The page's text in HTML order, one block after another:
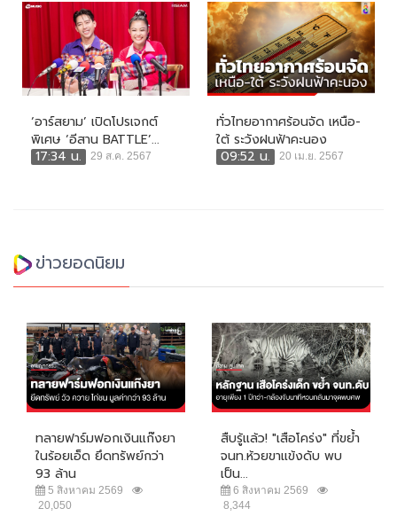
‘อาร์สยาม’ เปิดโปรเจกต์
พิเศษ ‘อีสาน BATTLE’...
17:34 น.
29 ส.ค. 2567
ทั่วไทยอากาศร้อนจัด เหนือ-
ใต้ ระวังฝนฟ้าคะนอง
09:52 น.
20 เม.ย. 2567
ข่าวยอดนิยม
ทลายฟาร์มฟอกเงินแก๊งยา
ในร้อยเอ็ด ยึดทรัพย์กว่า
93 ล้าน
5 สิงหาคม 2569
20,050
สืบรู้แล้ว! "เสือโคร่ง" ที่ขย้ำ
จนท.ห้วยขาแข้งดับ พบ
เป็น...
6 สิงหาคม 2569
8,344